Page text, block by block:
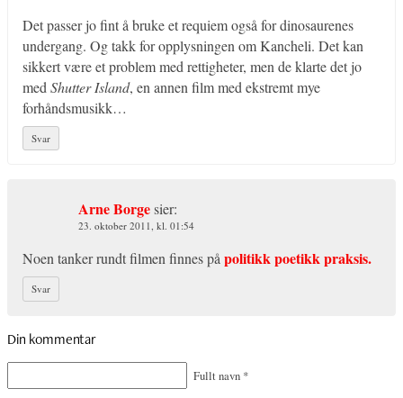
Det passer jo fint å bruke et requiem også for dinosaurenes
undergang. Og takk for opplysningen om Kancheli. Det kan
sikkert være et problem med rettigheter, men de klarte det jo
med Shutter Island, en annen film med ekstremt mye
forhåndsmusikk…
Svar
Arne Borgesier:
23. oktober 2011, kl. 01:54
Noen tanker rundt filmen finnes påpolitikk poetikk praksis.
Svar
Din kommentar
Fullt navn *